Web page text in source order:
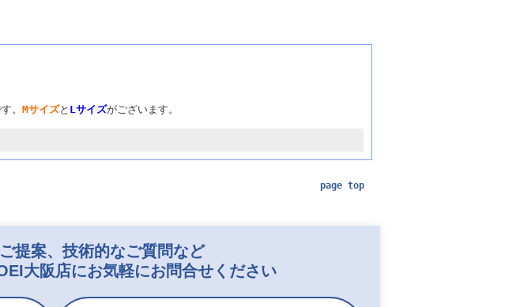
。 Mサイズと Lサイズがございます。
page top
提案、技術的なご質問など
大阪店にお気軽にお問合せください